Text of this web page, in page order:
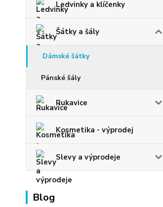
Ledvinky a klíčenky
Šátky a šály
Dámské šátky
Pánské šály
Rukavice
Kosmetika - výprodej
Slevy a výprodeje
Blog